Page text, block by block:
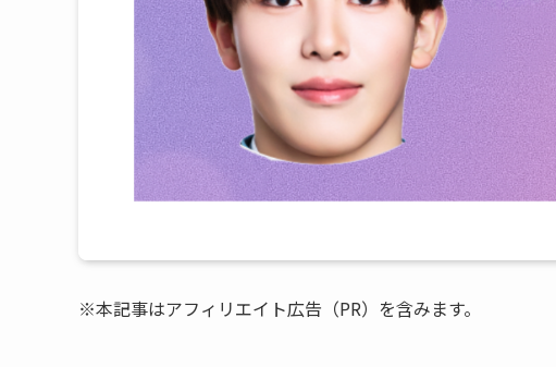
※本記事はアフィリエイト広告（PR）を含みます。